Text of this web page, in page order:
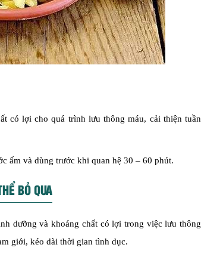
có lợi cho quá trình lưu thông máu, cải thiện tuần
ấm và dùng trước khi quan hệ 30 – 60 phút.
BỎ QUA
dưỡng và khoáng chất có lợi trong việc lưu thông
giới, kéo dài thời gian tình dục.